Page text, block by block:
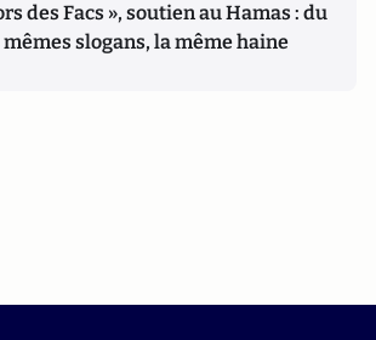
des Facs », soutien au Hamas : du
mêmes slogans, la même haine